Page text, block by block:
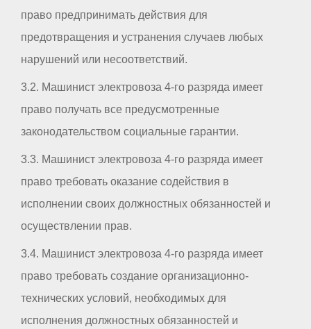
право предпринимать действия для
предотвращения и устранения случаев любых
нарушений или несоответствий.
3.2. Машинист электровоза 4-го разряда имеет
право получать все предусмотренные
законодательством социальные гарантии.
3.3. Машинист электровоза 4-го разряда имеет
право требовать оказание содействия в
исполнении своих должностных обязанностей и
осуществлении прав.
3.4. Машинист электровоза 4-го разряда имеет
право требовать создание организационно-
технических условий, необходимых для
исполнения должностных обязанностей и